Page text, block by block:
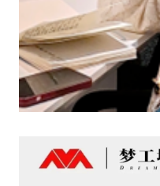
记住我的登录状态